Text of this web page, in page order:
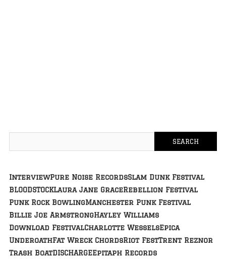
InterviewPure Noise RecordsSlam Dunk Festival
BLOODSTOCKLaura Jane GraceRebellion Festival
Punk Rock BowlingManchester Punk Festival
Billie Joe ArmstrongHayley Williams
Download FestivalCharlotte WesselsEpica
UnderoathFat Wreck ChordsRiot FestTrent Reznor
Trash BoatDISCHARGEEpitaph Records